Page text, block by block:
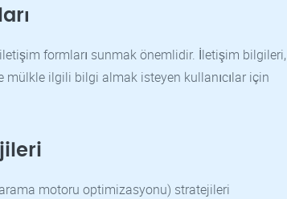
formları sunmak önemlidir. İletişim bilgileri,
mülkle ilgili bilgi almak isteyen kullanıcılar için
motoru optimizasyonu) stratejileri